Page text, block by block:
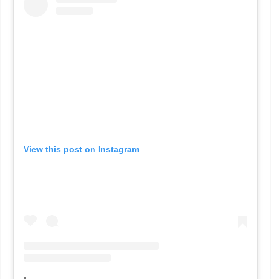
View this post on Instagram